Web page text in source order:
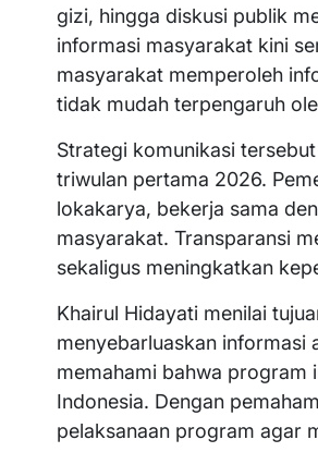
gizi, hingga diskusi publik
informasi masyarakat kini
masyarakat memperoleh
tidak mudah terpengaruh
Strategi komunikasi
triwulan pertama 2026.
lokakarya, bekerja sama
masyarakat. Transparansi
sekaligus meningkatkan
Khairul Hidayati menilai
menyebarluaskan informasi
memahami bahwa program
Indonesia. Dengan
pelaksanaan program agar